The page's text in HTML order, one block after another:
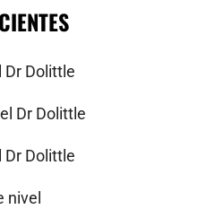
Dr Dolittle
Dr Dolittle
Dr Dolittle
nivel